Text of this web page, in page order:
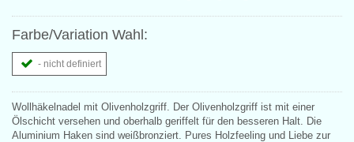
Farbe/Variation Wahl:
- nicht definiert
Wollhäkelnadel mit Olivenholzgriff. Der Olivenholzgriff ist mit einer
Ölschicht versehen und oberhalb geriffelt für den besseren Halt. Die
Aluminium Haken sind weißbronziert. Pures Holzfeeling und Liebe zur